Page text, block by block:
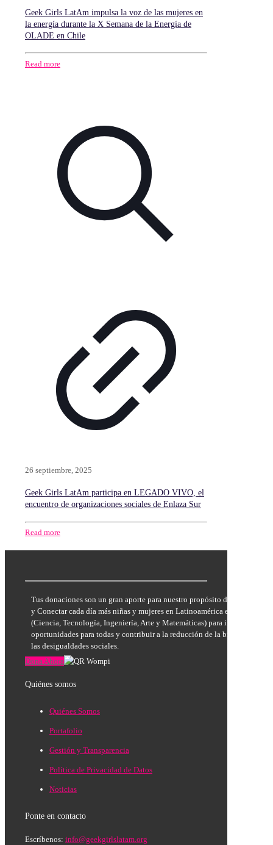
Geek Girls LatAm impulsa la voz de las mujeres en
la energía durante la X Semana de la Energía de
OLADE en Chile
Read more
26 septiembre, 2025
Geek Girls LatAm participa en LEGADO VIVO, el
encuentro de organizaciones sociales de Enlaza Sur
Read more
Tus donaciones son un gran aporte para nuestro propósito de Inspirar,
y Conectar cada día más niñas y mujeres en Latinoamérica en las áreas
(Ciencia, Tecnología, Ingeniería, Arte y Matemáticas) para incrementar
oportunidades para todas y contribuir a la reducción de la brecha de
las desigualdades sociales.
Dona Ahora
Quiénes somos
Quiénes Somos
Portafolio
Gestión y Transparencia
Política de Privacidad de Datos
Noticias
Ponte en contacto
Escríbenos: info@geekgirlslatam.org